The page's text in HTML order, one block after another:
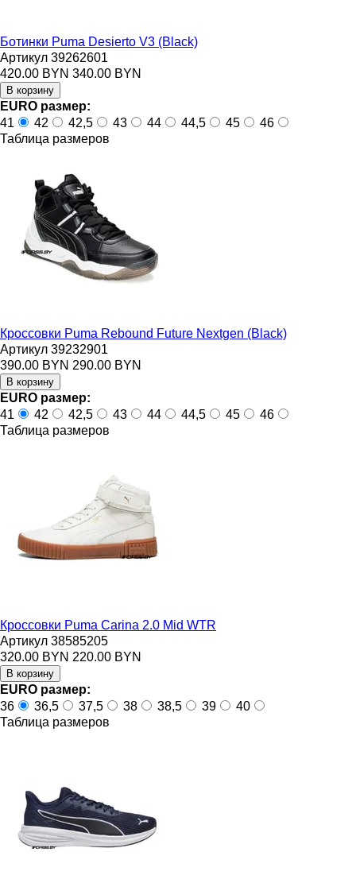
Ботинки Puma Desierto V3 (Black)
Артикул 39262601
420.00 BYN 340.00 BYN
EURO размер:
41
42 42,5 43 44 44,5 45
46
Таблица размеров
Кроссовки Puma Rebound Future Nextgen (Black)
Артикул 39232901
390.00 BYN 290.00 BYN
EURO размер:
41
42 42,5 43 44 44,5 45
46
Таблица размеров
Кроссовки Puma Carina 2.0 Mid WTR
Артикул 38585205
320.00 BYN 220.00 BYN
EURO размер:
36
36,5 37,5 38 38,5 39
40
Таблица размеров